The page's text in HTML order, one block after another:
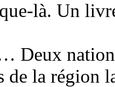
là. Un
Deux
de la région